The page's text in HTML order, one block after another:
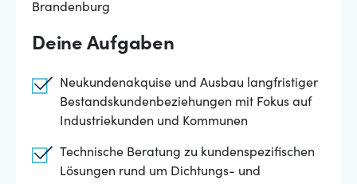
Brandenburg
Deine Aufgaben
Neukundenakquise und Ausbau langfristiger
Bestandskundenbeziehungen mit Fokus auf
Industriekunden und Kommunen
Technische Beratung zu kundenspezifischen
Lösungen rund um Dichtungs- und